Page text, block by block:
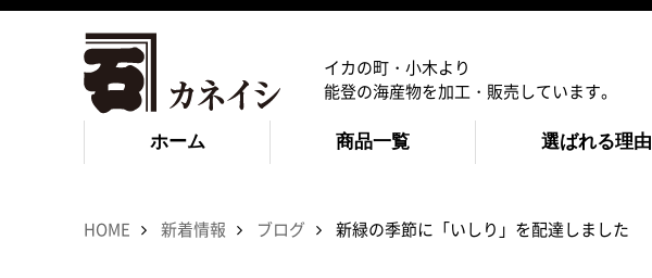
イカの町・小木より
能登の海産物を加工・販売しています。
ホーム 商品一覧 選ばれる理由
HOME 新着情報 ブログ 新緑の季節に「いしり」を配達しました